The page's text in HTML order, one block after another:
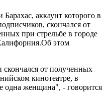
аккаунт которого в
скончался от
при стрельбе в городе
этом
скончался от полученных
кинотеатре, в
одна женщина", - говорится